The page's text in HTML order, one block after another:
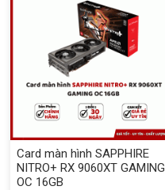
Card màn hình SAPPHIRE
NITRO+ RX 9060XT GAMING
OC 16GB